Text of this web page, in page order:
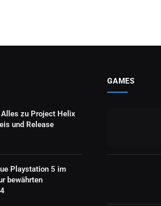
Alles zu Project Helix
und Release
Playstation 5 im
bewährten
GAMES